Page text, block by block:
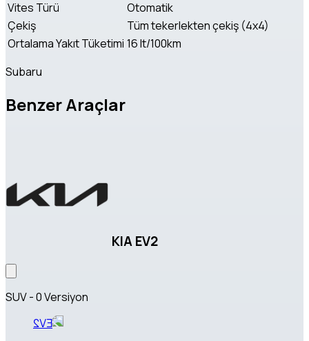
Vites Türü
Otomatik
Çekiş
Tüm tekerlekten çekiş (4x4)
Ortalama Yakıt Tüketimi 16 lt/100km
Subaru
Benzer Araçlar
KIA EV2
SUV - 0 Versiyon